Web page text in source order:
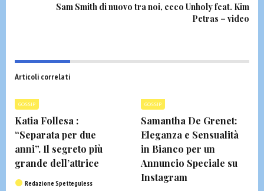
Sam Smith di nuovo tra noi, ecco Unholy feat. Kim
Petras – video
Articoli correlati
GOSSIP
Katia Follesa :
“Separata per due
anni”. Il segreto più
grande dell’attrice
Redazione Spetteguless
GOSSIP
Samantha De Grenet:
Eleganza e Sensualità
in Bianco per un
Annuncio Speciale su
Instagram